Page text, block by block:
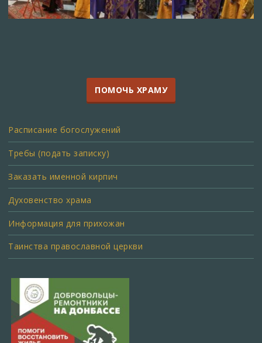
ПОМОЧЬ ХРАМУ
Расписание богослужений
Требы (подать записку)
Заказать именной кирпич
Духовенство храма
Информация для прихожан
Таинства православной церкви